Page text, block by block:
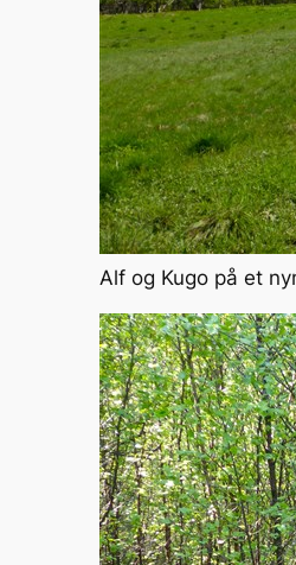
Alf og Kugo på et